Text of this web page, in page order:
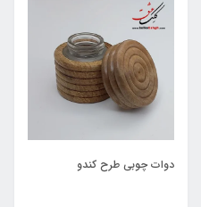
دوات چوبی طرح کندو